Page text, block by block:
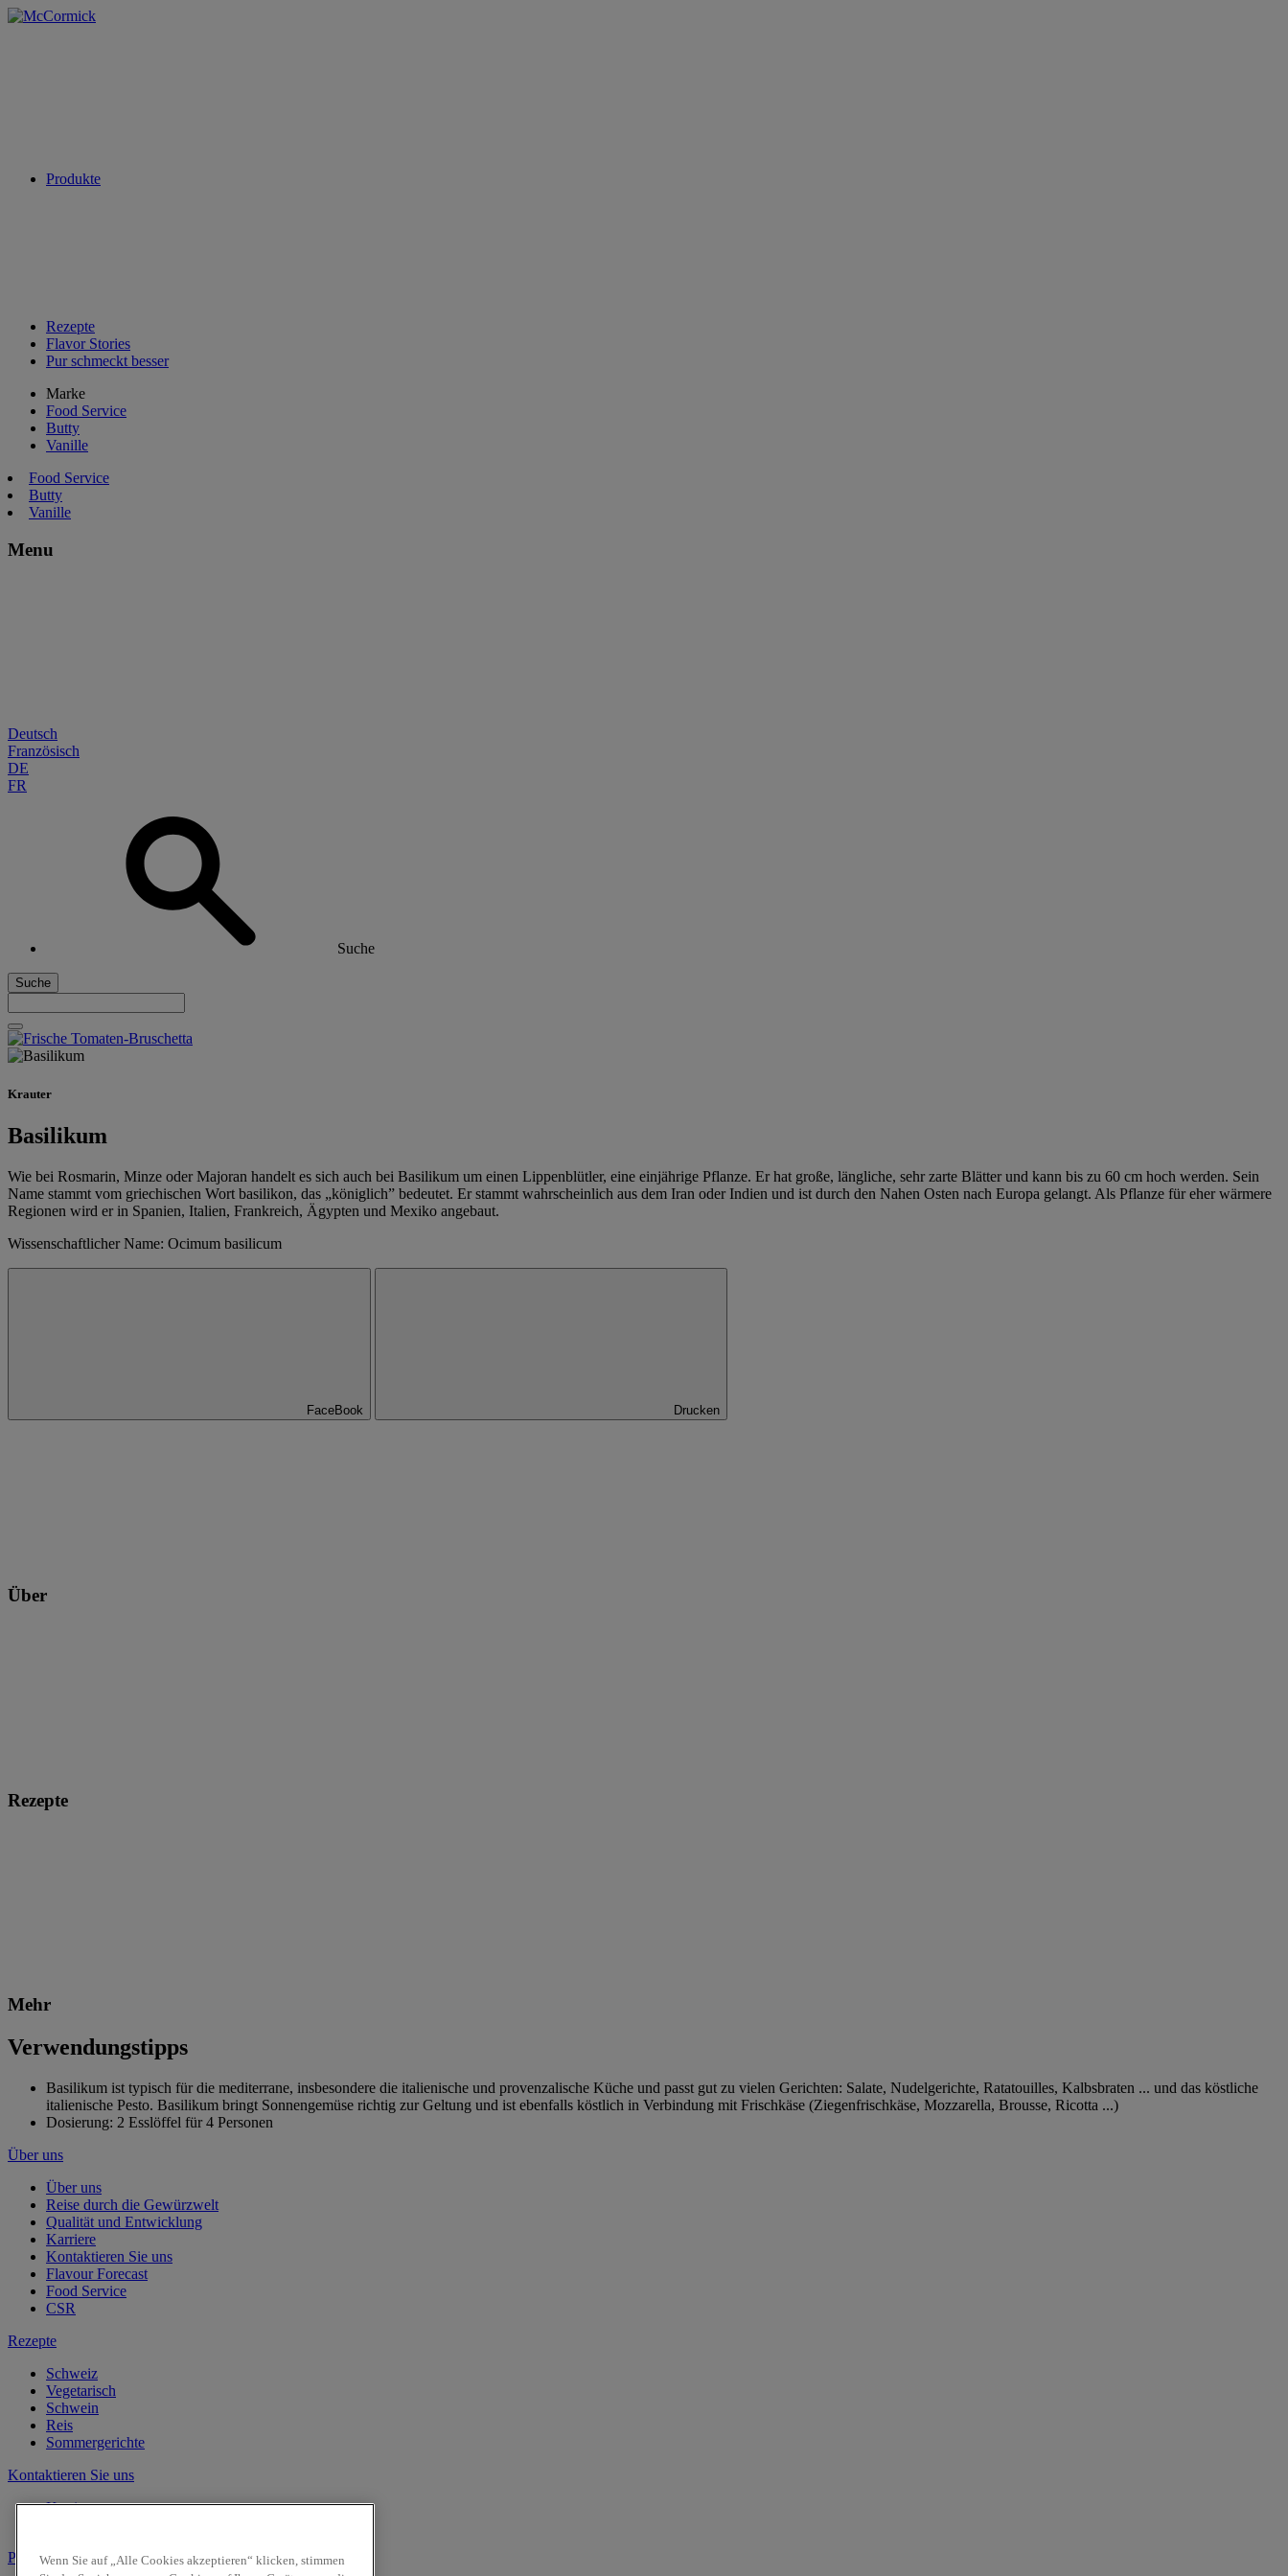
Produkte
Rezepte
Flavor Stories
Pur schmeckt besser
Marke
Food Service
Butty
Vanille
Food Service
Butty
Vanille
Menu
Deutsch
Französisch
DE
FR
Suche
Suche
Krauter
Basilikum
Wie bei Rosmarin, Minze oder Majoran handelt es sich auch bei Basilikum um einen Lippenblütler, eine einjährige Pflanze. Er hat große, längliche, sehr zarte Blätter und kann bis zu 60 cm hoch werden. Sein
Name stammt vom griechischen Wort basilikon, das „königlich” bedeutet. Er stammt wahrscheinlich aus dem Iran oder Indien und ist durch den Nahen Osten nach Europa gelangt. Als Pflanze für eher wärmere
Regionen wird er in Spanien, Italien, Frankreich, Ägypten und Mexiko angebaut.
Wissenschaftlicher Name: Ocimum basilicum
FaceBook Drucken
Über
Rezepte
Mehr
Verwendungstipps
Basilikum ist typisch für die mediterrane, insbesondere die italienische und provenzalische Küche und passt gut zu vielen Gerichten: Salate, Nudelgerichte, Ratatouilles, Kalbsbraten ... und das köstliche
italienische Pesto. Basilikum bringt Sonnengemüse richtig zur Geltung und ist ebenfalls köstlich in Verbindung mit Frischkäse (Ziegenfrischkäse, Mozzarella, Brousse, Ricotta ...)
Dosierung: 2 Esslöffel für 4 Personen
Über uns
Über uns
Reise durch die Gewürzwelt
Qualität und Entwicklung
Karriere
Kontaktieren Sie uns
Flavour Forecast
Food Service
CSR
Rezepte
Schweiz
Vegetarisch
Schwein
Reis
Sommergerichte
Kontaktieren Sie uns
Karriere
ProdukteWenn Sie auf „Alle Cookies akzeptieren“ klicken, stimmen